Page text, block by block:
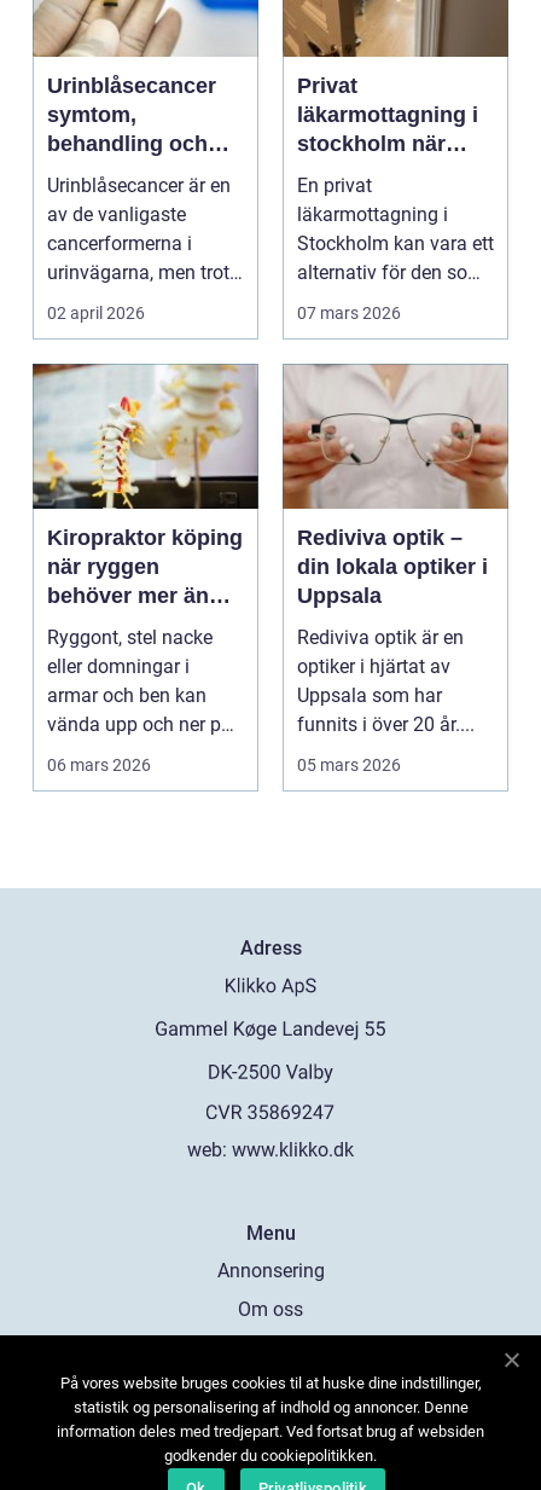
Urinblåsecancer
symtom,
behandling och
livet efter
diagnosen
Urinblåsecancer är en
av de vanligaste
cancerformerna i
urinvägarna, men trots
det hamnar den ofta
02 april 2026
Privat
läkarmottagning i
stockholm när
personlig vård och
specialistkunskap
är viktig
En privat
läkarmottagning i
Stockholm kan vara ett
alternativ för den som
vill ha snabb tillgång
07 mars 2026
Kiropraktor köping
när ryggen
behöver mer än
vila
Ryggont, stel nacke
eller domningar i
armar och ben kan
vända upp och ner på
vardagen. Många
06 mars 2026
Rediviva optik –
din lokala optiker i
Uppsala
Rediviva optik är en
optiker i hjärtat av
Uppsala som har
funnits i över 20 år....
05 mars 2026
Adress
web: www.klikko.dk
Menu
Annonsering
Om oss
Kontakta oss
Sitemap
På vores website bruges cookies til at huske dine indstillinger,
statistik og personalisering af indhold og annoncer. Denne
information deles med tredjepart. Ved fortsat brug af websiden
godkender du cookiepolitikken.